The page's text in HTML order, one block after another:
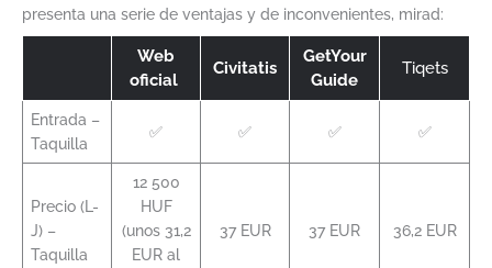
presenta una serie de ventajas y de inconvenientes, mirad:
Web
oficial
Civitatis
GetYour
Guide
Tiqets
Entrada –
Taquilla
✅ ✅ ✅ ✅
Precio (L-
J) –
Taquilla
12 500
HUF
(unos 31,2
EUR al
37 EUR 37 EUR 36,2 EUR